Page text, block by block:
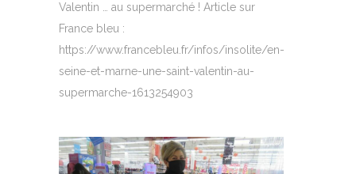
Valentin … au supermarché ! Article sur
France bleu :
https://www.francebleu.fr/infos/insolite/en-
seine-et-marne-une-saint-valentin-au-
supermarche-1613254903